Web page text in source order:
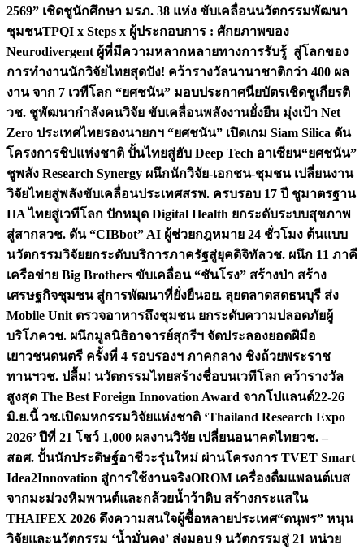
2569” เชิดชูนักศึกษา มรภ. 38 แห่ง ขับเคลื่อนนวัตกรรมพัฒนา
ชุมชนTPQI x Steps x ผู้ประกอบการ : ศักยภาพของ
Neurodivergent ผู้ที่มีความหลากหลายทางการรับรู้ สู่โลกของ
การทำงานนักวิจัยไทยสุดปัง! คว้ารางวัลนานาชาติกว่า 400 ผล
งาน จาก 7 เวทีโลก “ยศชนัน” มอบประกาศนียบัตรเชิดชูเกียรติ
วช. ชูพัฒนากำลังคนวิจัย ขับเคลื่อนพลังงานยั่งยืน มุ่งเป้า Net
Zero ประเทศไทยรองนายกฯ “ยศชนัน” เปิดเกม Siam Silica ดัน
โครงการชิปแห่งชาติ ปั้นไทยสู่ฮับ Deep Tech อาเซียน“ยศชนัน”
ชูพลัง Research Synergy ผนึกนักวิจัย-เอกชน-ชุมชน เปลี่ยนงาน
วิจัยไทยสู่พลังขับเคลื่อนประเทศสรพ. ครบรอบ 17 ปี ชูมาตรฐาน
HA ไทยสู่เวทีโลก ปักหมุด Digital Health ยกระดับระบบสุขภาพ
สู่สากลวช. ดัน “CIBbot” AI ผู้ช่วยกฎหมาย 24 ชั่วโมง ต้นแบบ
นวัตกรรมวิจัยยกระดับบริการภาครัฐสู่ยุคดิจิทัลวช. ผนึก 11 ภาคี
เครือข่าย Big Brothers ขับเคลื่อน “ชันโรง” สร้างป่า สร้าง
เศรษฐกิจชุมชน สู่การพัฒนาที่ยั่งยืนอย. ลุยตลาดสดธนบุรี ส่ง
Mobile Unit ตรวจอาหารถึงชุมชน ยกระดับความปลอดภัยผู้
บริโภควช. ผนึกมูลนิธิอาจารย์สุกรีฯ จัดประลองยอดฝีมือ
เยาวชนดนตรี ครั้งที่ 4 รอบรองฯ ภาคกลาง ชิงถ้วยพระราช
ทานฯวช. ปลื้ม! นวัตกรรมไทยสร้างชื่อบนเวทีโลก คว้ารางวัล
สูงสุด The Best Foreign Innovation Award จากโปแลนด์22-26
มิ.ย.นี้ วช.เปิดมหกรรมวิจัยแห่งชาติ ‘Thailand Research Expo
2026’ ปีที่ 21 โชว์ 1,000 ผลงานวิจัย เปลี่ยนอนาคตไทยวช. –
สอศ. ปั้นนักประดิษฐ์อาชีวะรุ่นใหม่ ผ่านโครงการ TVET Smart
Idea2Innovation สู่การใช้งานจริงOROM เครื่องดื่มแพลนต์เบส
จากมะม่วงหิมพานต์และกล้วยน้ำว้าดิบ สร้างกระแสใน
THAIFEX 2026 ดึงความสนใจผู้ซื้อหลายประเทศ“ดนุพร” หนุน
วิจัยและนวัตกรรม ‘น้ำมั่นคง’ ส่งมอบ 9 นวัตกรรมสู่ 21 หน่วย